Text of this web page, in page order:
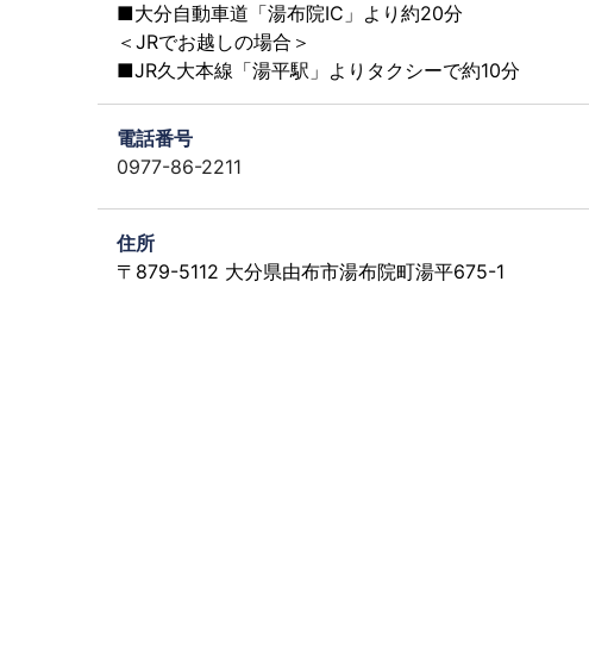
■大分自動車道「湯布院IC」より約20分
＜JRでお越しの場合＞
■JR久大本線「湯平駅」よりタクシーで約10分
電話番号
0977-86-2211
住所
〒879-5112 大分県由布市湯布院町湯平675-1